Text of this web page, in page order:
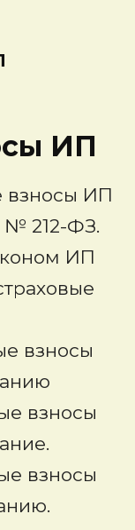
ИП
взносы ИП
№ 212-ФЗ.
ИП
взносы
взносы
взносы